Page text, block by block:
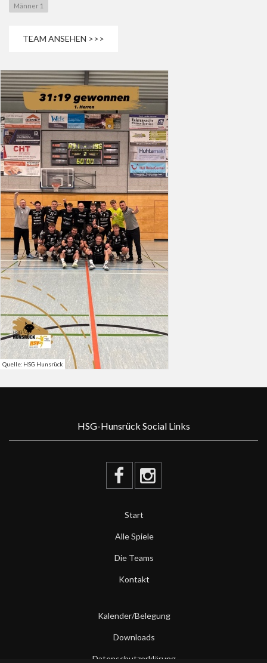
Männer 1
TEAM ANSEHEN >>>
Quelle: HSG Hunsrück
HSG-Hunsrück Social Links
Start
Alle Spiele
Die Teams
Kontakt
Kalender/Belegung
Downloads
Datenschutzerklärung